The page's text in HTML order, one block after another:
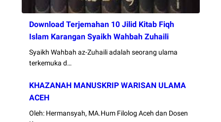
Download Terjemahan 10 Jilid Kitab Fiqh
Islam Karangan Syaikh Wahbah Zuhaili
Syaikh Wahbah az-Zuhaili adalah seorang ulama
terkemuka d…
KHAZANAH MANUSKRIP WARISAN ULAMA
ACEH
Oleh: Hermansyah, MA.Hum Filolog Aceh dan Dosen